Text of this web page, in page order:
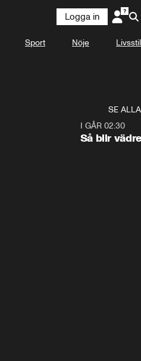
Logga in
Sport Nöje Livsstil
SE ALLA
I GÅR 02:30
Så blir